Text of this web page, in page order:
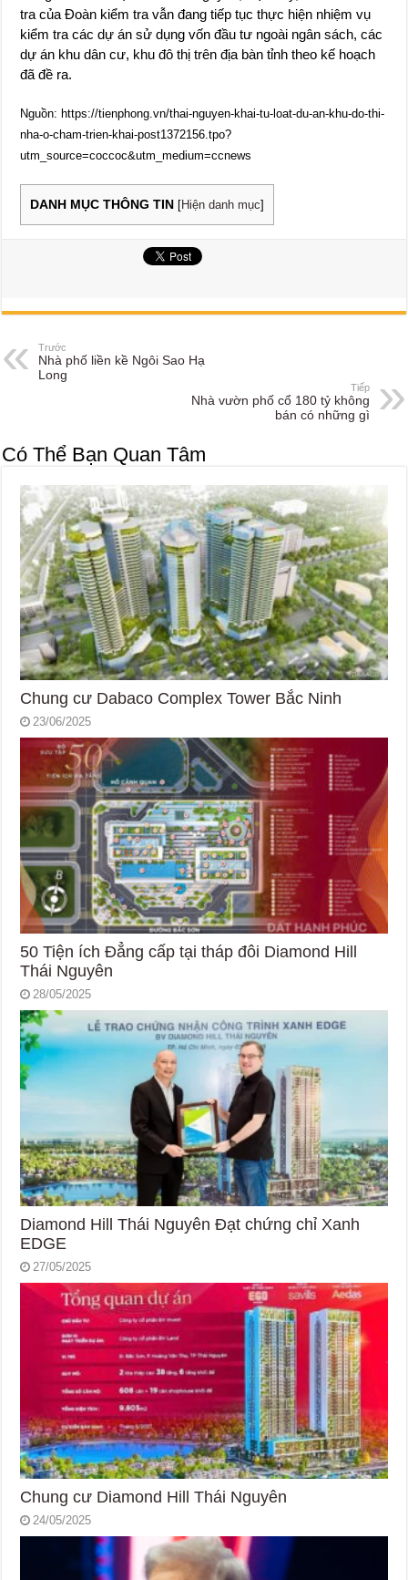
tra của Đoàn kiểm tra vẫn đang tiếp tục thực hiện nhiệm vụ
kiểm tra các dự án sử dụng vốn đầu tư ngoài ngân sách, các
dự án khu dân cư, khu đô thị trên địa bàn tỉnh theo kế hoạch
đã đề ra.
Nguồn: https://tienphong.vn/thai-nguyen-khai-tu-loat-du-an-khu-do-thi-
nha-o-cham-trien-khai-post1372156.tpo?
utm_source=coccoc&utm_medium=ccnews
DANH MỤC THÔNG TIN [Hiện danh mục]
Trước
Nhà phố liền kề Ngôi Sao Hạ
Long
Tiếp
Nhà vườn phố cổ 180 tỷ không
bán có những gì
Có Thể Bạn Quan Tâm
Chung cư Dabaco Complex Tower Bắc Ninh
23/06/2025
50 Tiện ích Đẳng cấp tại tháp đôi Diamond Hill
Thái Nguyên
28/05/2025
Diamond Hill Thái Nguyên Đạt chứng chỉ Xanh
EDGE
27/05/2025
Chung cư Diamond Hill Thái Nguyên
24/05/2025